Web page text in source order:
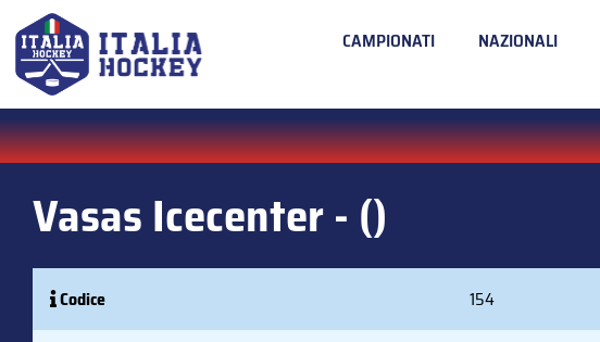
CAMPIONATI NAZIONALI
Vasas Icecenter - ()
Codice 154